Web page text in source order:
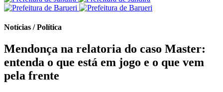
Notícias / Política
Mendonça na relatoria do caso Master:
entenda o que está em jogo e o que vem
pela frente